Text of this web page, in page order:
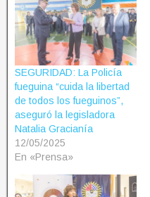
SEGURIDAD: La Policía
fueguina “cuida la libertad
de todos los fueguinos”,
aseguró la legisladora
Natalia Gracianía
12/05/2025
En «Prensa»